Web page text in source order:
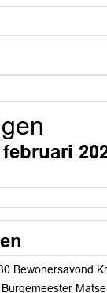
Bewonersavond